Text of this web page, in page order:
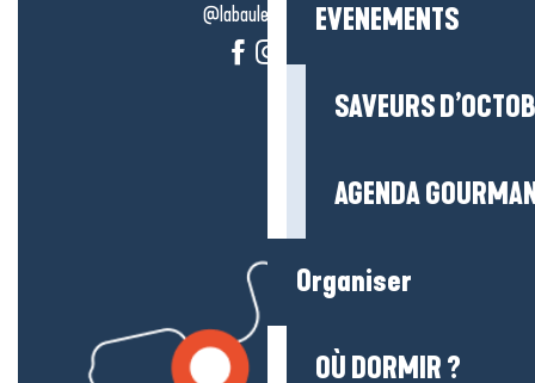
EVENEMENTS
SAVEURS
AGENDA
Organiser
OÙ DORMIR ?
@labauleguérande